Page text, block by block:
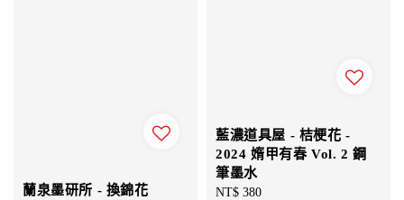
蘭泉墨研所 - 換錦花
藍濃道具屋 - 桔梗花 -
2024 媠甲有春 Vol. 2 鋼
筆墨水
Regular
NT$ 380